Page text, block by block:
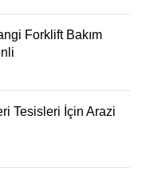
Forklift Bakım
Tesisleri İçin Arazi